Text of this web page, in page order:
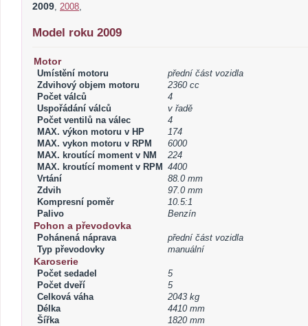
2009, 2008,
Model roku 2009
Motor
Umístění motoru
přední část vozidla
Zdvihový objem motoru
2360 cc
Počet válců
4
Uspořádání válců
v řadě
Počet ventilů na válec
4
MAX. výkon motoru v HP
174
MAX. vykon motoru v RPM
6000
MAX. kroutící moment v NM
224
MAX. kroutící moment v RPM 4400
Vrtání
88.0 mm
Zdvih
97.0 mm
Kompresní poměr
10.5:1
Palivo
Benzín
Pohon a převodovka
Pohánená náprava
přední část vozidla
Typ převodovky
manuální
Karoserie
Počet sedadel
5
Počet dveří
5
Celková váha
2043 kg
Délka
4410 mm
Šířka
1820 mm